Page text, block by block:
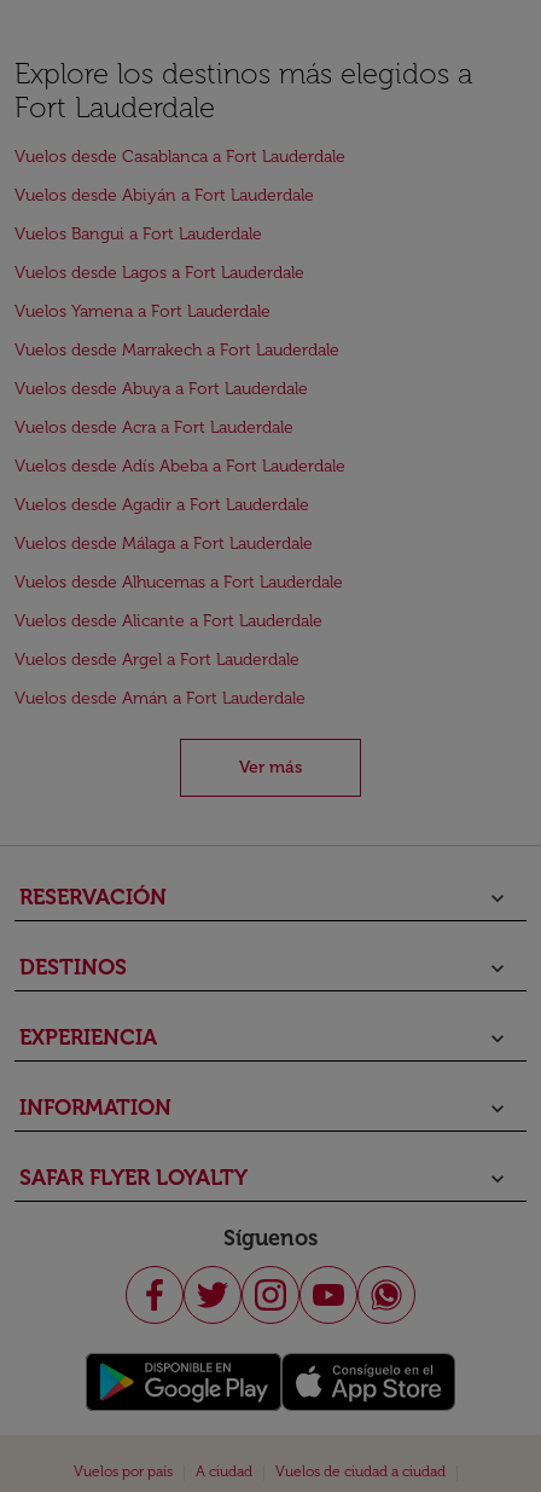
Explore los destinos más elegidos a
Fort Lauderdale
Vuelos desde Casablanca a Fort Lauderdale
Vuelos desde Abiyán a Fort Lauderdale
Vuelos Bangui a Fort Lauderdale
Vuelos desde Lagos a Fort Lauderdale
Vuelos Yamena a Fort Lauderdale
Vuelos desde Marrakech a Fort Lauderdale
Vuelos desde Abuya a Fort Lauderdale
Vuelos desde Acra a Fort Lauderdale
Vuelos desde Adís Abeba a Fort Lauderdale
Vuelos desde Agadir a Fort Lauderdale
Vuelos desde Málaga a Fort Lauderdale
Vuelos desde Alhucemas a Fort Lauderdale
Vuelos desde Alicante a Fort Lauderdale
Vuelos desde Argel a Fort Lauderdale
Vuelos desde Amán a Fort Lauderdale
Ver más
RESERVACIÓN keyboard_arrow_down
DESTINOS keyboard_arrow_down
EXPERIENCIA keyboard_arrow_down
INFORMATION keyboard_arrow_down
SAFAR FLYER LOYALTY keyboard_arrow_down
Síguenos
Vuelos por país A ciudad Vuelos de ciudad a ciudad